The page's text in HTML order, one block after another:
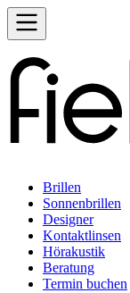
Brillen
Sonnenbrillen
Designer
Kontaktlinsen
Hörakustik
Beratung
Termin buchen